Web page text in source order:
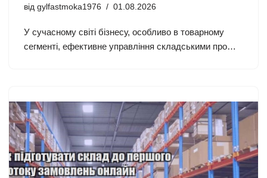
від gylfastmoka1976 01.08.2026
У сучасному світі бізнесу, особливо в товарному
сегменті, ефективне управління складськими про…